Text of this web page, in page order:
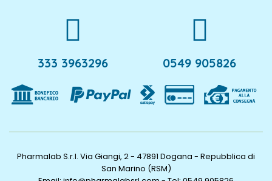
333 3963296 0549 905826
Pharmalab S.r.l. Via Giangi, 2 - 47891 Dogana - Repubblica di
San Marino (RSM)